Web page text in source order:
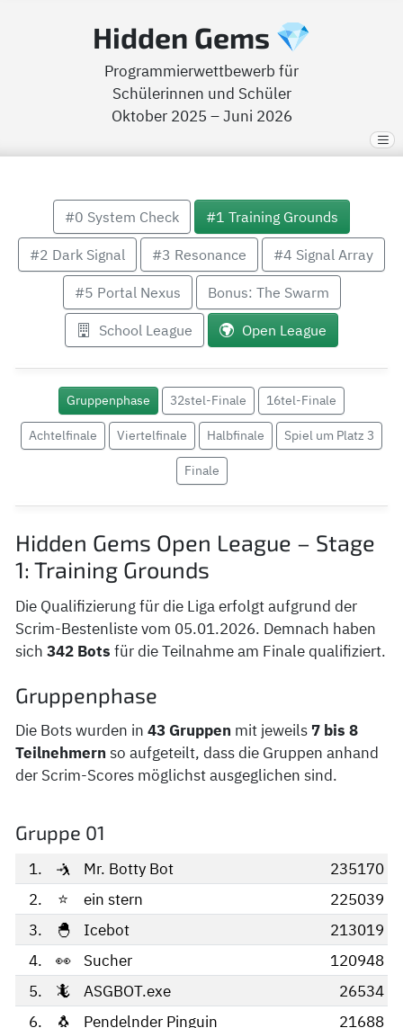
Hidden Gems
Programmierwettbewerb für
Schülerinnen und Schüler
Oktober 2025 – Juni 2026
#0 System Check #1 Training Grounds
#2 Dark Signal #3 Resonance #4 Signal Array
#5 Portal Nexus Bonus: The Swarm
School League Open League
Gruppenphase 32stel-Finale 16tel-Finale
Achtelfinale Viertelfinale Halbfinale Spiel um Platz 3
Finale
Hidden Gems Open League – Stage
1: Training Grounds
Die Qualifizierung für die Liga erfolgt aufgrund der
Scrim-Bestenliste vom 05.01.2026. Demnach haben
sich 342 Bots für die Teilnahme am Finale qualifiziert.
Gruppenphase
Die Bots wurden in 43 Gruppen mit jeweils 7 bis 8
Teilnehmern so aufgeteilt, dass die Gruppen anhand
der Scrim-Scores möglichst ausgeglichen sind.
Gruppe 01
1. 🤺 Mr. Botty Bot
235170
2.
⭐ ein stern
225039
3.
🐣 Icebot
213019
4.
👀 Sucher
120948
5.
🦎 ASGBOT.exe
26534
6.
🐧 Pendelnder Pinguin
21688